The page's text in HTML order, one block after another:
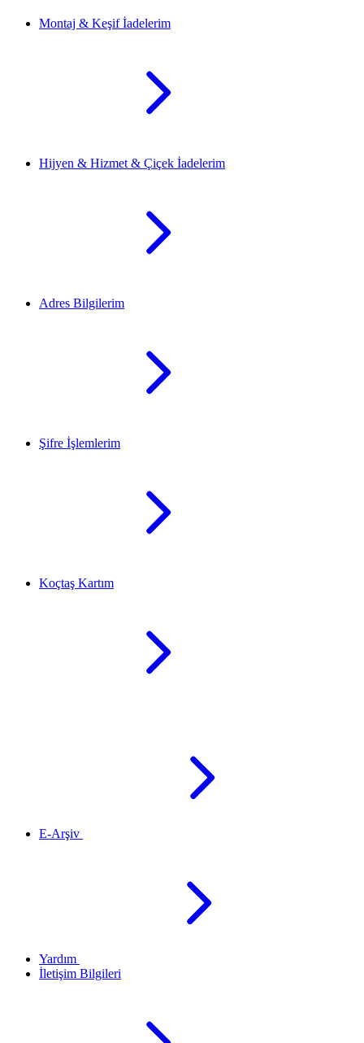
Montaj & Keşif İadelerim
Hijyen & Hizmet & Çiçek İadelerim
Adres Bilgilerim
Şifre İşlemlerim
Koçtaş Kartım
E-Arşiv
Yardım
İletişim Bilgileri